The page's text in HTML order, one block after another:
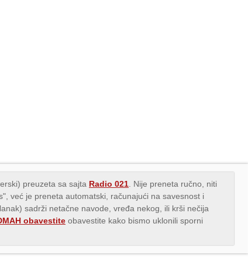
preuzeta sa sajta Radio 021 . Nije preneta ručno, niti
već je preneta automatski, računajući na savesnost i
sadrži netačne navode, vređa nekog, ili krši nečija
obavestite obavestite kako bismo uklonili sporni